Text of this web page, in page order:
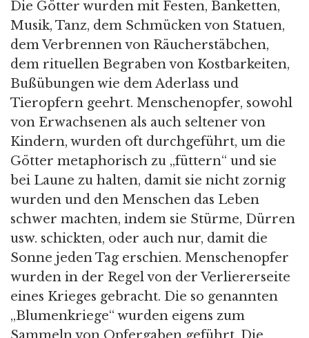
Die Götter wurden mit Festen, Banketten,
Musik, Tanz, dem Schmücken von Statuen,
dem Verbrennen von Räucherstäbchen,
dem rituellen Begraben von Kostbarkeiten,
Bußübungen wie dem Aderlass und
Tieropfern geehrt. Menschenopfer, sowohl
von Erwachsenen als auch seltener von
Kindern, wurden oft durchgeführt, um die
Götter metaphorisch zu „füttern“ und sie
bei Laune zu halten, damit sie nicht zornig
wurden und den Menschen das Leben
schwer machten, indem sie Stürme, Dürren
usw. schickten, oder auch nur, damit die
Sonne jeden Tag erschien. Menschenopfer
wurden in der Regel von der Verliererseite
eines Krieges gebracht. Die so genannten
„Blumenkriege“ wurden eigens zum